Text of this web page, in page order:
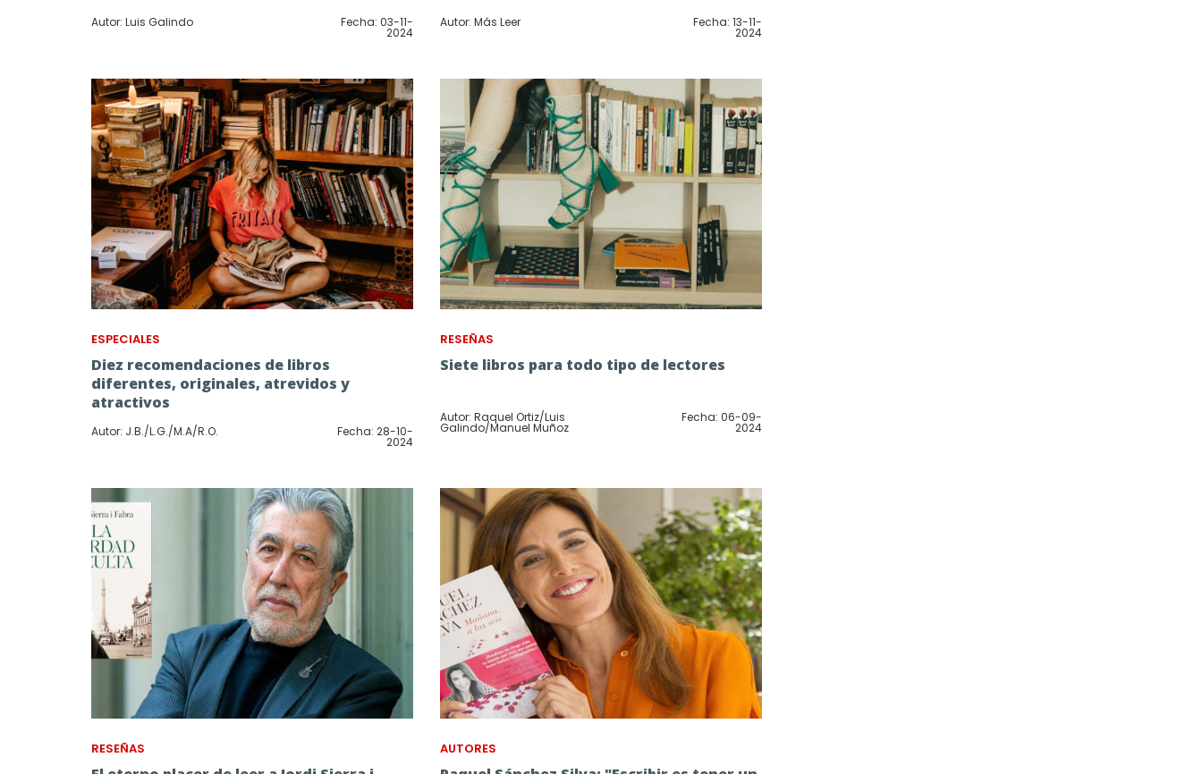
Autor: Luis Galindo Fecha: 03-11-
2024
Autor: Más Leer Fecha: 13-11-
2024
ESPECIALES
Diez recomendaciones de libros
diferentes, originales, atrevidos y
atractivos
Autor: J.B./L.G./M.A/R.O. Fecha: 28-10-
2024
RESEÑAS
Siete libros para todo tipo de lectores
Autor: Raquel Ortiz/Luis
Galindo/Manuel Muñoz
Fecha: 06-09-
2024
RESEÑAS AUTORES